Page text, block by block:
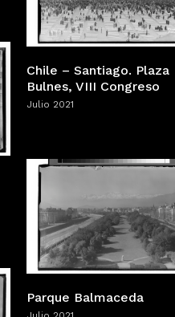
Chile – Santiago. Plaza
Bulnes, VIII Congreso
Julio 2021
Parque Balmaceda